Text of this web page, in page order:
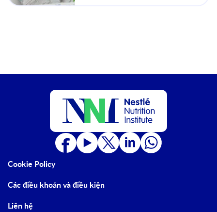
Cookie Policy
Các điều khoản và điều kiện
Liên hệ